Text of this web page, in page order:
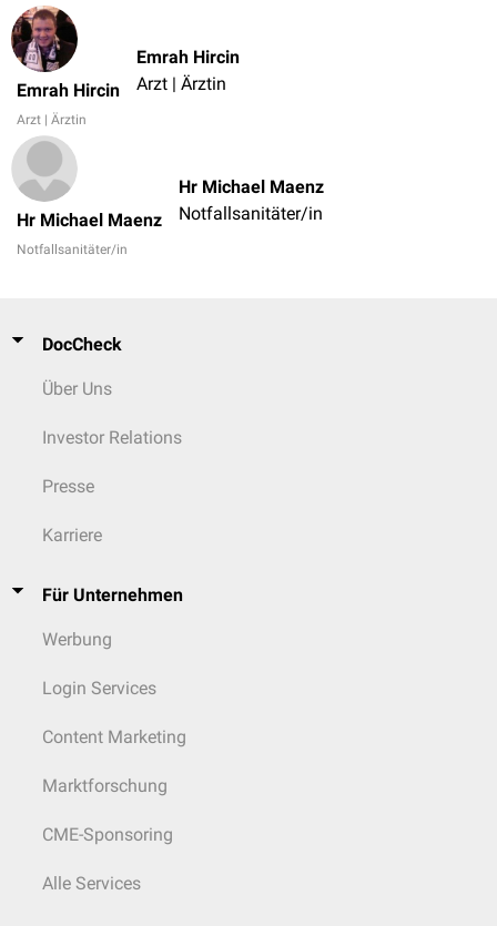
Emrah Hircin
Arzt | Ärztin
Emrah Hircin
Arzt | Ärztin
Hr Michael Maenz
Notfallsanitäter/in
Hr Michael Maenz
Notfallsanitäter/in
DocCheck
Über Uns
Investor Relations
Presse
Karriere
Für Unternehmen
Werbung
Login Services
Content Marketing
Marktforschung
CME-Sponsoring
Alle Services